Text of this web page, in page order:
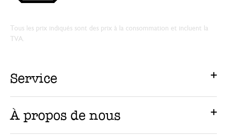
Tous les prix indiqués sont des prix à la consommation et incluent la
TVA.
Service
À propos de nous